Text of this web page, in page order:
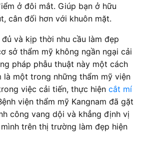
ở đôi mắt. Giúp bạn ở hữu
cân đối hơn với khuôn mặt.
và kịp thời nhu cầu làm đẹp
sở thẩm mỹ không ngần ngại cải
pháp phẫu thuật này một cách
là một trong những thẩm mỹ viện
việc cải tiến, thực hiện cắt mí
viện thẩm mỹ Kangnam đã gặt
công vang dội và khẳng định vị
trên thị trường làm đẹp hiện